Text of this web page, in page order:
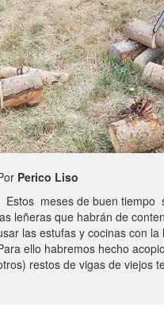
Perico Liso
Estos meses de buen tiempo
leñeras que habrán de
las estufas y cocinas con
ello habremos hecho
restos de vigas de viejos